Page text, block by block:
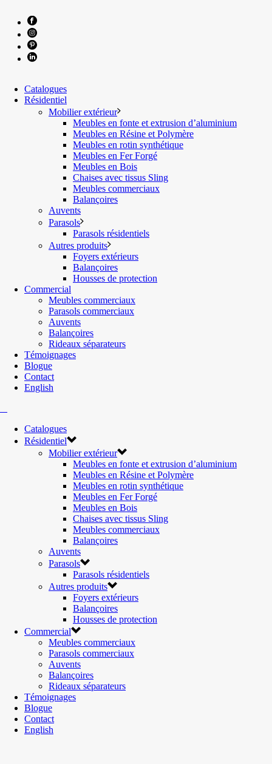
Catalogues
Résidentiel
Mobilier extérieur
Meubles en fonte et extrusion d’aluminium
Meubles en Résine et Polymère
Meubles en rotin synthétique
Meubles en Fer Forgé
Meubles en Bois
Chaises avec tissus Sling
Meubles commerciaux
Balançoires
Auvents
Parasols
Parasols résidentiels
Autres produits
Foyers extérieurs
Balançoires
Housses de protection
Commercial
Meubles commerciaux
Parasols commerciaux
Auvents
Balançoires
Rideaux séparateurs
Témoignages
Blogue
Contact
English
Catalogues
Résidentiel
Mobilier extérieur
Meubles en fonte et extrusion d’aluminium
Meubles en Résine et Polymère
Meubles en rotin synthétique
Meubles en Fer Forgé
Meubles en Bois
Chaises avec tissus Sling
Meubles commerciaux
Balançoires
Auvents
Parasols
Parasols résidentiels
Autres produits
Foyers extérieurs
Balançoires
Housses de protection
Commercial
Meubles commerciaux
Parasols commerciaux
Auvents
Balançoires
Rideaux séparateurs
Témoignages
Blogue
Contact
English